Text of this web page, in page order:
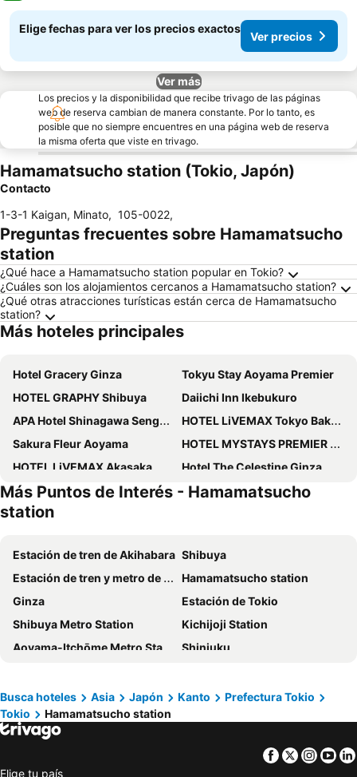
Elige fechas para ver los precios exactos
Ver precios
Ver más
Los precios y la disponibilidad que recibe trivago de las páginas
web de reserva cambian de manera constante. Por lo tanto, es
posible que no siempre encuentres en una página web de reserva
la misma oferta que viste en trivago.
Hamamatsucho station (Tokio, Japón)
Contacto
1-3-1 Kaigan, Minato, 105-0022,
Preguntas frecuentes sobre Hamamatsucho
station
¿Qué hace a Hamamatsucho station popular en Tokio?
¿Cuáles son los alojamientos cercanos a Hamamatsucho station?
¿Qué otras atracciones turísticas están cerca de Hamamatsucho
station?
Más hoteles principales
Hotel Gracery Ginza
Tokyu Stay Aoyama Premier
HOTEL GRAPHY Shibuya
Daiichi Inn Ikebukuro
APA Hotel Shinagawa Sengakuji Ekimae
HOTEL LiVEMAX Tokyo Bakurocho
Sakura Fleur Aoyama
HOTEL MYSTAYS PREMIER Omori
HOTEL LiVEMAX Akasaka
Hotel The Celestine Ginza
Cerulean Tower Tokyu Hotel
Hotel Siena
Tokyo Dome Hotel
Toshi Center Hotel
Hotel Metropolitan Edmont Tokyo
APA Hotel Yamanote Otsuka Ekimae Tower
JR-East Hotel Mets Shibuya
APA Hotel Asakusa Ekimae
the b asakusa
Shibuya Tobu Hotel
Mitsui Garden Hotel Ueno - Tokyo
Hotel New Star Ikebukuro
Mustard Hotel Asakusa 1
Oak Hotel Edo
Shinjuku Prince Hotel
HOTEL AMANEK Asakusa Ekimae
KOKO HOTEL Shimbashi Onarimon
Hotel Resol Stay Akihabara
HOTEL LiVEMAX Asakusabashi-Ekimae
ホテルピュリッツァー自由が丘
Más Puntos de Interés - Hamamatsucho
station
Estación de tren de Akihabara Shibuya
Estación de tren y metro de Asakusa
Hamamatsucho station
Ginza
Estación de Tokio
Shibuya Metro Station
Kichijoji Station
Aoyama-Itchōme Metro Station
Shinjuku
Ueno Metro Station
Kamiyachō Metro Station
Estación de tren de Shinjuku
Tokyo Disney Resort
Makuhari Messe
Busca hoteles Asia Japón Kanto
Prefectura Tokio
Tokio
Hamamatsucho station
Facebook
Twitter
Elige tu país